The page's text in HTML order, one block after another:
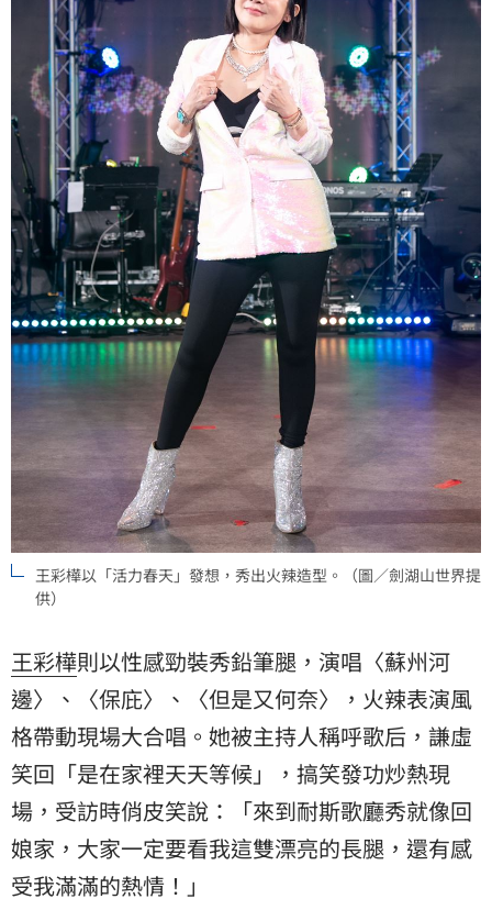
王彩樺以「活力春天」發想，秀出火辣造型。（圖／劍湖山世界提
供）
王彩樺則以性感勁裝秀鉛筆腿，演唱〈蘇州河
邊〉、〈保庇〉、〈但是又何奈〉，火辣表演風
格帶動現場大合唱。她被主持人稱呼歌后，謙虛
笑回「是在家裡天天等候」，搞笑發功炒熱現
場，受訪時俏皮笑說：「來到耐斯歌廳秀就像回
娘家，大家一定要看我這雙漂亮的長腿，還有感
受我滿滿的熱情！」